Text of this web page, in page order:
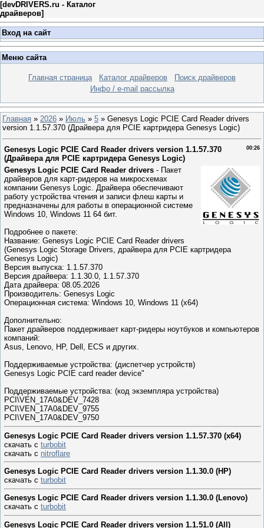
[devDRIVERS.ru - Каталог
драйверов]
Вход на сайт
Меню сайта
Главная страница Каталог драйверов
Поиск драйверов
Инфо / e-mail рассылка
Главная » 2026 » Июль » 5 » Genesys Logic PCIE Card Reader drivers
version 1.1.57.370 (Драйвера для PCIE картридера Genesys Logic)
00:26
Genesys Logic PCIE Card Reader drivers version 1.1.57.370
(Драйвера для PCIE картридера Genesys Logic)
Genesys Logic PCIE Card Reader drivers - Пакет
драйверов для карт-ридеров на микросхемах
компании Genesys Logic. Драйвера обеспечивают
работу устройства чтения и записи флеш карты и
предназначены для работы в операционной системе
Windows 10, Windows 11 64 бит.
Подробнее о пакете:
Название: Genesys Logic PCIE Card Reader drivers
(Genesys Logic Storage Drivers, драйвера для PCIE картридера
Genesys Logic)
Версия выпуска: 1.1.57.370
Версия драйвера: 1.1.30.0, 1.1.57.370
Дата драйвера: 08.05.2026
Производитель: Genesys Logiс
Операционная система: Windows 10, Windows 11 (x64)
Дополнительно:
Пакет драйверов поддерживает карт-ридеры ноутбуков и компьютеров
компаний:
Asus, Lenovo, HP, Dell, ECS и других.
Поддерживаемые устройства: (диспетчер устройств)
Genesys Logic PCIE card reader device"
Поддерживаемые устройства: (код экземпляра устройства)
PCI\VEN_17A0&DEV_7428
PCI\VEN_17A0&DEV_9755
PCI\VEN_17A0&DEV_9750
Genesys Logic PCIE Card Reader drivers version 1.1.57.370 (x64)
скачать с turbobit
скачать с nitroflare
Genesys Logic PCIE Card Reader drivers version 1.1.30.0 (HP)
скачать с turbobit
Genesys Logic PCIE Card Reader drivers version 1.1.30.0 (Lenovo)
скачать с turbobit
Genesys Logic PCIE Card Reader drivers version 1.1.51.0 (All)